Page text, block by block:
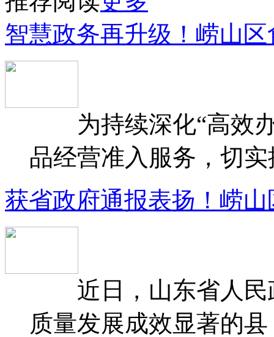
智慧政务再升级！崂山
为持续深化“高效办
品经营准入服务，切
获省政府通报表扬！崂
近日，山东省人民
质量发展成效显著的